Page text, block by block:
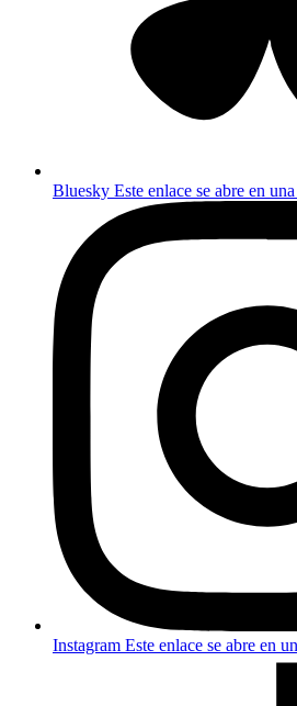
Bluesky Este enlace se abre en
Instagram Este enlace se abre en